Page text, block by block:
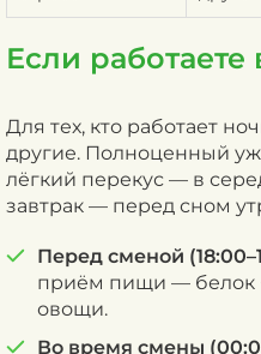
Если
Для тех, кто работает
другие. Полноценный
лёгкий перекус — в
завтрак — перед сном
Перед сменой
приём пищи — белок
овощи.
Во время смены